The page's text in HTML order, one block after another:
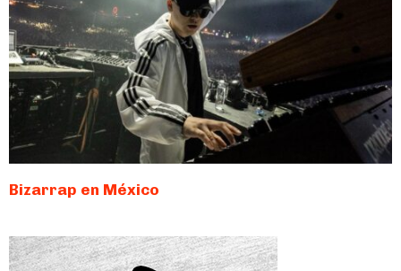
Bizarrap en México